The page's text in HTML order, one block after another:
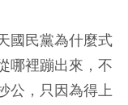
國民黨為什麼式
哪裡蹦出來，不
公，只因為得上